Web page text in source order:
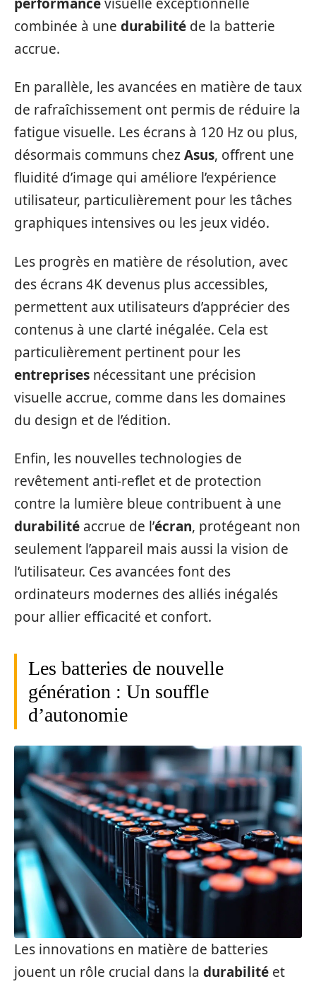
combinée à une durabilité de la batterie
accrue.
En parallèle, les avancées en matière de taux
de rafraîchissement ont permis de réduire la
fatigue visuelle. Les écrans à 120 Hz ou plus,
désormais communs chezAsus, offrent une
fluidité d’image qui améliore l’expérience
utilisateur, particulièrement pour les tâches
graphiques intensives ou les jeux vidéo.
Les progrès en matière de résolution, avec
des écrans 4K devenus plus accessibles,
permettent aux utilisateurs d’apprécier des
contenus à une clarté inégalée. Cela est
particulièrement pertinent pour les
entreprises nécessitant une précision
visuelle accrue, comme dans les domaines
du design et de l’édition.
Enfin, les nouvelles technologies de
revêtement anti-reflet et de protection
contre la lumière bleue contribuent à une
durabilité accrue de l’écran, protégeant non
seulement l’appareil mais aussi la vision de
l’utilisateur. Ces avancées font des
ordinateurs modernes des alliés inégalés
pour allier efficacité et confort.
Les batteries de nouvelle
génération : Un souffle
d’autonomie
Les innovations en matière de batteries
jouent un rôle crucial dans la durabilité et